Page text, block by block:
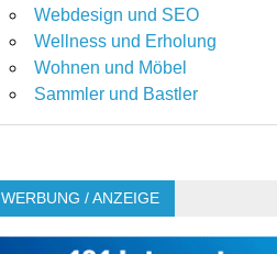
Webdesign und SEO
Wellness und Erholung
Wohnen und Möbel
Sammler und Bastler
WERBUNG / ANZEIGE